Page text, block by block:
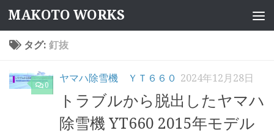
コンテンツへスキップ
MAKOTO WORKS
タグ: 釘抜
0
ヤマハ除雪機 ＹＴ６６０ 2024年12月28日
トラブルから脱出したヤマハ
除雪機 YT660 2015年モデル